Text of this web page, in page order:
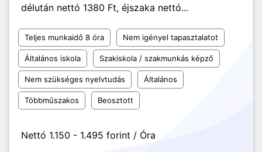
délután nettó 1380 Ft, éjszaka nettó...
Teljes munkaidő 8 óra Nem igényel tapasztalatot
Általános iskola Szakiskola / szakmunkás képző
Nem szükséges nyelvtudás Általános
Többműszakos Beosztott
Nettó 1.150 - 1.495 forint / Óra